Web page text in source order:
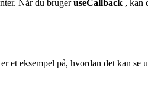
Når du brugeruseCallback , kan
et eksempel på, hvordan det kan se